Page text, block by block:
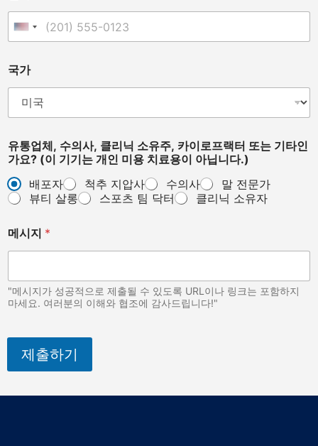
United States +1
국가
인
(
이
M
e
s
g
유통업체, 수의사, 클리닉 소유주, 카이로프랙터 또는 기타인
가요? (이 기기는 개인 미용 치료용이 아닙니다.)
배포자
척추 지압사 수의사
말 전문가
뷰티 살롱
스포츠 팀 닥터 클리닉 소유자
메시지 *
"메시지가 성공적으로 제출될 수 있도록 URL이나 링크는 포함하지
마세요. 여러분의 이해와 협조에 감사드립니다!"
제출하기